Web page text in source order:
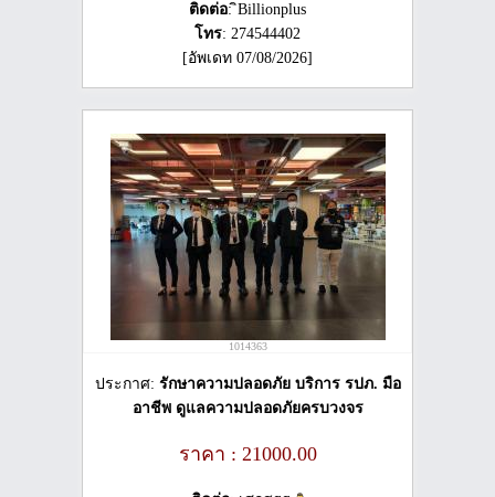
ติดต่อ: ิBillionplus
โทร: 274544402
[อัพเดท 07/08/2026]
1014363
ประกาศ: รักษาความปลอดภัย บริการ รปภ. มือ
อาชีพ ดูแลความปลอดภัยครบวงจร
ราคา : 21000.00